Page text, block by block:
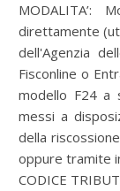
MODALITA’:
direttamente
dell'Agenzia
Fisconline o
modello F24 a
messi a
della
oppure tramite
CODICE